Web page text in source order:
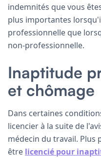
indemnités que vous
plus importantes
professionnelle que
non-professionnelle.
Inaptitude
et chômage
Dans certaines
licencier à la suite de
médecin du travail. Plus
être licencié pour